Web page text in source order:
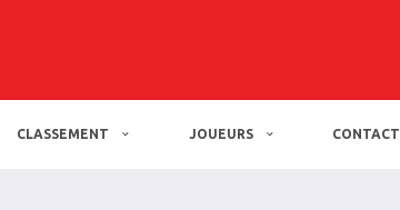
CLASSEMENT JOUEURS CONTACT